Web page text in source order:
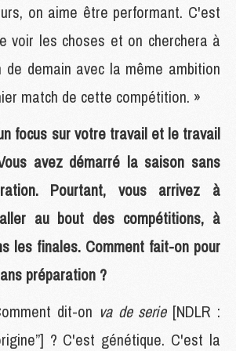
on aime être performant. C'est
voir les choses et on cherchera à
demain avec la même ambition
match de cette compétition. »
focus sur votre travail et le travail
avez démarré la saison sans
Pourtant, vous arrivez à
au bout des compétitions, à
les finales. Comment fait-on pour
préparation ?
dit-on va de serie [NDLR :
? C'est génétique. C'est la